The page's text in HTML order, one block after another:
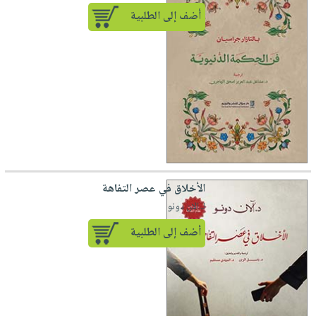
أضف إلى الطلبية
الأخلاق في عصر التفاهة
لـ الان دونو
أضف إلى الطلبية